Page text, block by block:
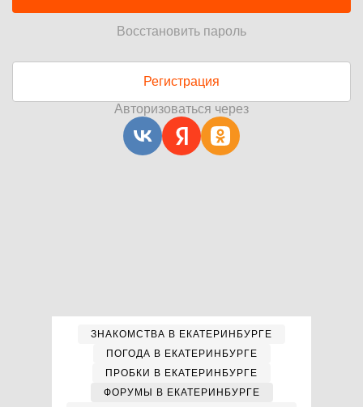
Восстановить пароль
Регистрация
Авторизоваться через
ЗНАКОМСТВА В ЕКАТЕРИНБУРГЕ
ПОГОДА В ЕКАТЕРИНБУРГЕ
ПРОБКИ В ЕКАТЕРИНБУРГЕ
ФОРУМЫ В ЕКАТЕРИНБУРГЕ